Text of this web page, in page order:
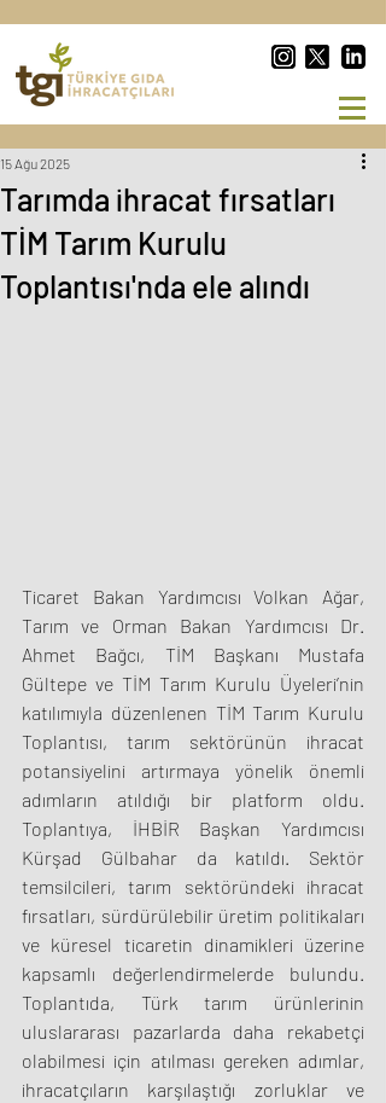
Tarımda ihracat fırsatları
TİM Tarım Kurulu
Toplantısı'nda ele alındı
15 Ağu 2025
Ticaret Bakan Yardımcısı Volkan Ağar,
Tarım ve Orman Bakan Yardımcısı Dr.
Ahmet Bağcı, TİM Başkanı Mustafa
Gültepe ve TİM Tarım Kurulu Üyeleri’nin
katılımıyla düzenlenen TİM Tarım Kurulu
Toplantısı, tarım sektörünün ihracat
potansiyelini artırmaya yönelik önemli
adımların atıldığı bir platform oldu.
Toplantıya, İHBİR Başkan Yardımcısı
Kürşad Gülbahar da katıldı. Sektör
temsilcileri, tarım sektöründeki ihracat
fırsatları, sürdürülebilir üretim politikaları
ve küresel ticaretin dinamikleri üzerine
kapsamlı değerlendirmelerde bulundu.
Toplantıda, Türk tarım ürünlerinin
uluslararası pazarlarda daha rekabetçi
olabilmesi için atılması gereken adımlar,
ihracatçıların karşılaştığı zorluklar ve